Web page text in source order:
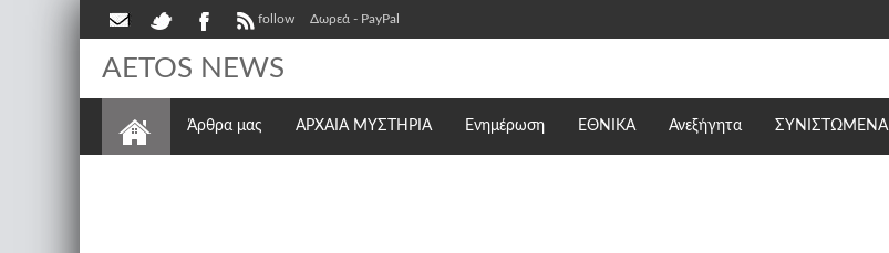
follow Δωρεά - PayPal
AETOS NEWS
Άρθρα μας ΑΡΧΑΙΑ ΜΥΣΤΗΡΙΑ Ενημέρωση ΕΘΝΙΚΆ Ανεξήγητα ΣΥΝΙΣΤΩΜΕΝΑ